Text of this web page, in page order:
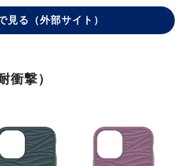
見る（外部サイト）
衝撃）